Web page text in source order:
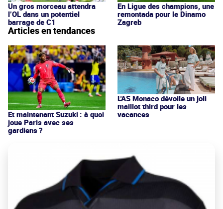
Un gros morceau attendra
l’OL dans un potentiel
barrage de C1
En Ligue des champions, une
remontada pour le Dinamo
Zagreb
Articles en tendances
Et maintenant Suzuki : à quoi
joue Paris avec ses
gardiens ?
L'AS Monaco dévoile un joli
maillot third pour les
vacances